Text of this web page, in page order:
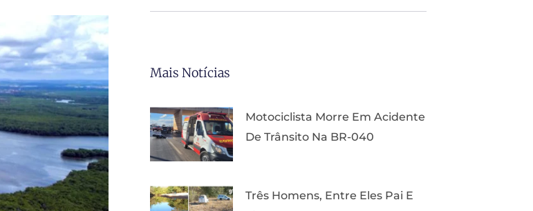
Mais Notícias
Motociclista Morre Em Acidente
De Trânsito Na BR-040
Três Homens, Entre Eles Pai E